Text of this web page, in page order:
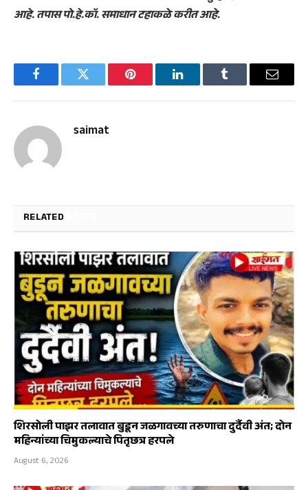
आहे. तपास पो.हे.कॉ. समाधान टहाकळे करीत आहे.
FacebookTwitter Pinterest LinkedInTumblr Email
saimat
RELATED
शिरसोली पाझर तलावात बुडून जळगावच्या तरुणाचा दुर्दैवी अंत; दोन
महिन्यांच्या चिमुकल्याचे पितृछत्र हरपले
August 6, 2026